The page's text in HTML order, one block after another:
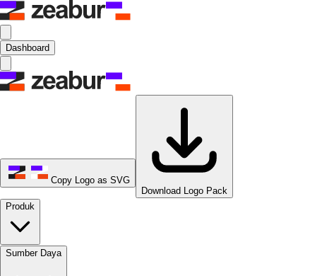
Dashboard
Copy Logo as SVG
Download Logo Pack
Produk
Sumber Daya